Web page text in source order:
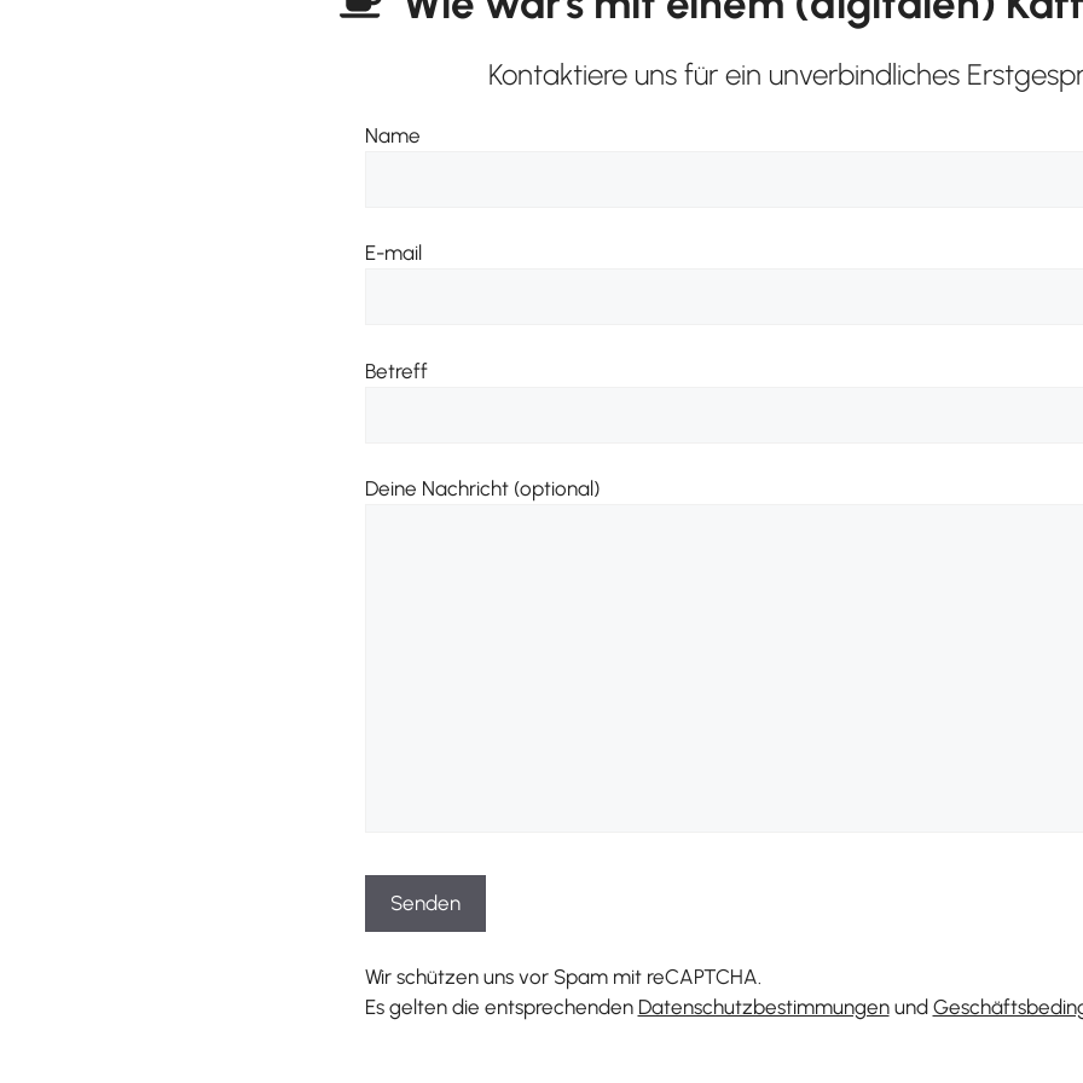
Kontaktiere uns für ein unverbindliches
Name
E-mail
Betreff
Deine Nachricht (optional)
Wir schützen uns vor Spam mit reCAPTCHA.
Es gelten die entsprechenden Datenschutzbestimmungenund